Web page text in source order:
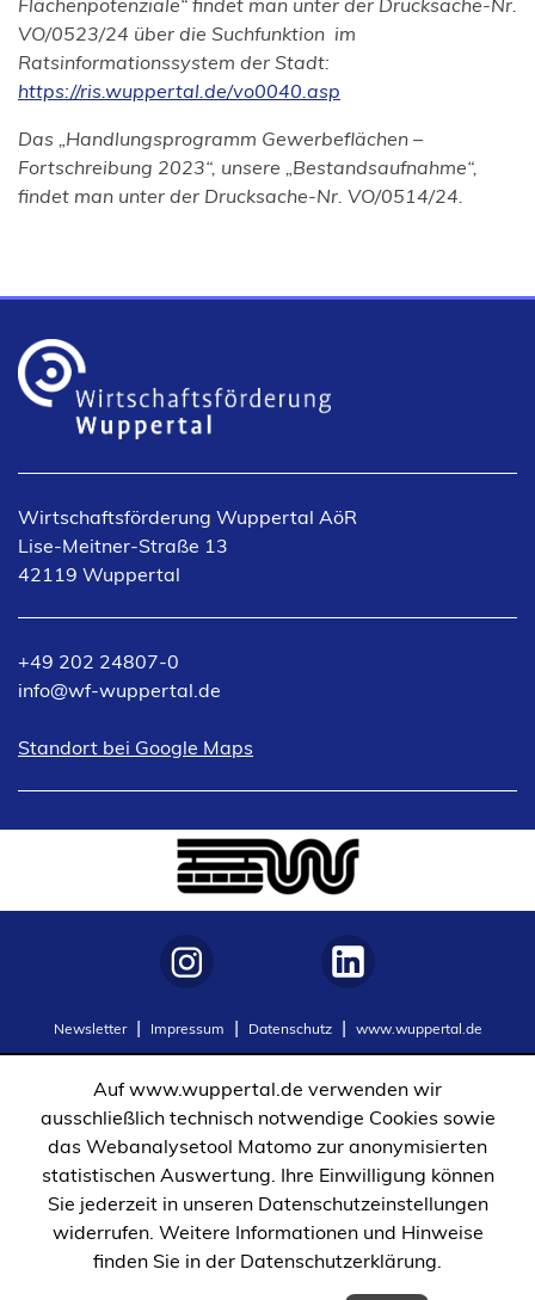
Flächenpotenziale“ findet man unter der Drucksache-Nr.
VO/0523/24 über die Suchfunktion im
Ratsinformationssystem der Stadt:
https://ris.wuppertal.de/vo0040.asp
(Öffnet
einem
neuen
Tab)
Das „Handlungsprogramm Gewerbeflächen –
Fortschreibung 2023“, unsere „Bestandsaufnahme“,
findet man unter der Drucksache-Nr. VO/0514/24.
Wirtschaftsförderung Wuppertal AöR
Lise-Meitner-Straße 13
42119 Wuppertal
+49 202 24807-0
info
wf-wuppertal de
Standort bei Google Maps
(Öffnet
neuen
Newsletter
in
Impressum Datenschutz www.wuppertal.de
in
Auf www.wuppertal.de verwenden wir
ausschließlich technisch notwendige Cookies sowie
das Webanalysetool Matomo zur anonymisierten
statistischen Auswertung. Ihre Einwilligung können
Sie jederzeit in unseren Datenschutzeinstellungen
widerrufen. Weitere Informationen und Hinweise
finden Sie in der Datenschutzerklärung.